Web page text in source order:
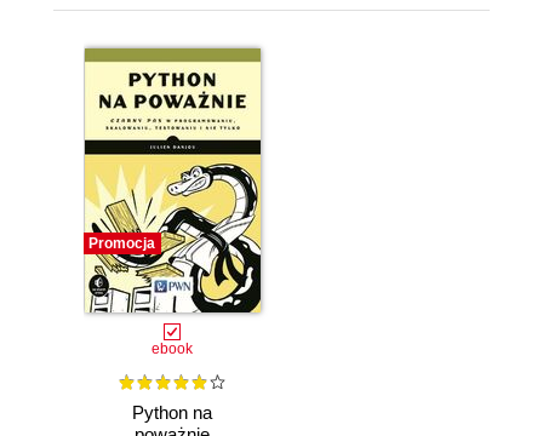
Promocja
ebook
Python na